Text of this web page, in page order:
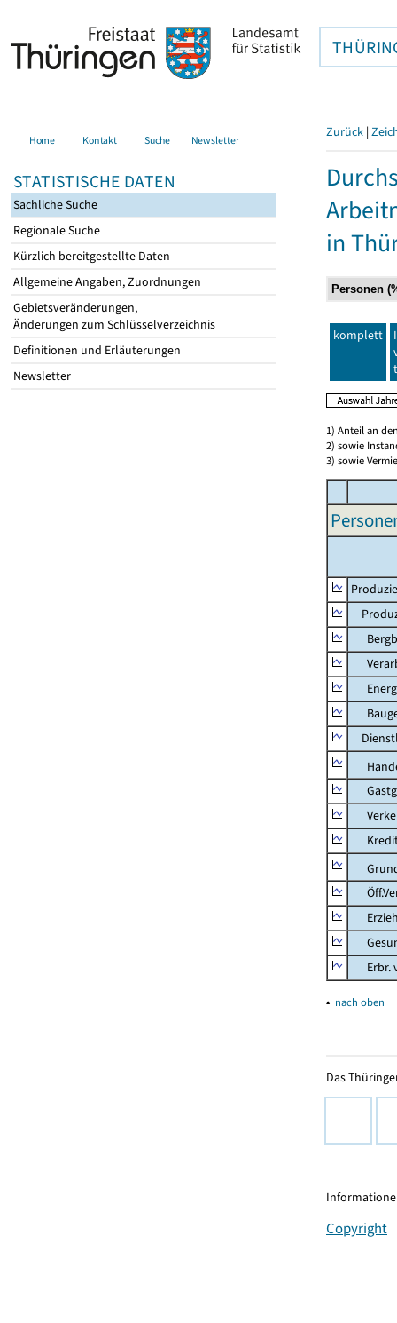
Home Kontakt Suche Newsletter
STATISTISCHE DATEN
Sachliche Suche
Regionale Suche
Kürzlich bereitgestellte Daten
Allgemeine Angaben, Zuordnungen
Gebietsveränderungen,
Änderungen zum Schlüsselverzeichnis
Definitionen und Erläuterungen
Newsletter
Zurück |
in
komplett
1) Anteil an
2) sowie
3) sowie
Erbr.
▴ nach oben
Das
Copyright